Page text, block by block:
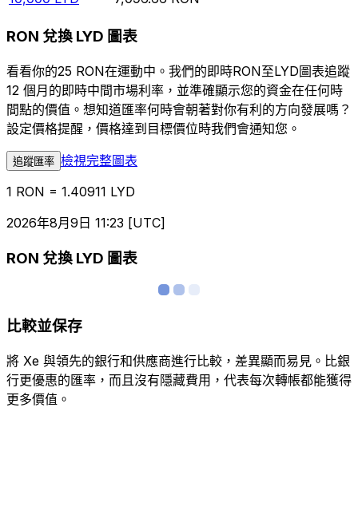
RON 兌換 LYD 圖表
看看你的25 RON在運動中。我們的即時RON至LYD圖表追蹤
12 個月的即時中間市場利率，並準確顯示您的資金在任何時
間點的價值。想知道匯率何時會朝著對你有利的方向發展嗎？
設定價格提醒，價格達到目標價位時我們會通知您。
追蹤匯率 檢視完整圖表
1 RON = 1.40911 LYD
2026年8月9日 11:23 [UTC]
RON 兌換 LYD 圖表
比較並保存
將 Xe 與領先的銀行和供應商進行比較，差異顯而易見。比銀
行更優惠的匯率，而且沒有隱藏費用，代表每次轉帳都能獲得
更多價值。